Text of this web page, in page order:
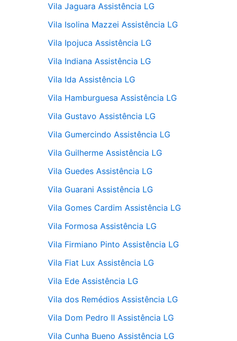
Vila Jaguara Assistência LG
Vila Isolina Mazzei Assistência LG
Vila Ipojuca Assistência LG
Vila Indiana Assistência LG
Vila Ida Assistência LG
Vila Hamburguesa Assistência LG
Vila Gustavo Assistência LG
Vila Gumercindo Assistência LG
Vila Guilherme Assistência LG
Vila Guedes Assistência LG
Vila Guarani Assistência LG
Vila Gomes Cardim Assistência LG
Vila Formosa Assistência LG
Vila Firmiano Pinto Assistência LG
Vila Fiat Lux Assistência LG
Vila Ede Assistência LG
Vila dos Remédios Assistência LG
Vila Dom Pedro II Assistência LG
Vila Cunha Bueno Assistência LG